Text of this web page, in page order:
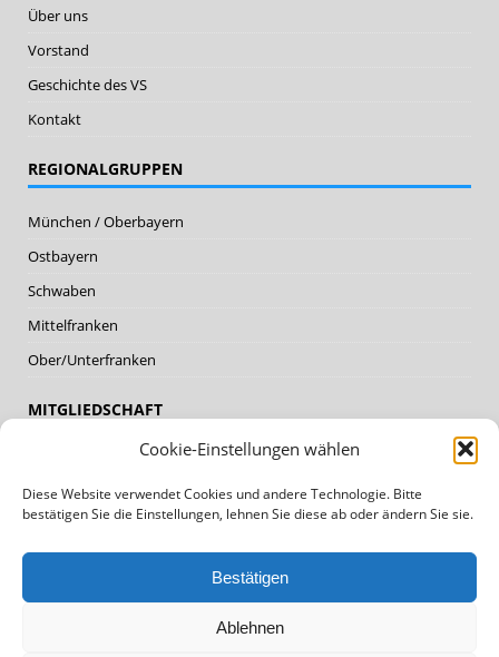
Cookie-Einstellungen wählen
Diese Website verwendet Cookies und andere Technologie. Bitte
bestätigen Sie die Einstellungen, lehnen Sie diese ab oder ändern Sie sie.
Bestätigen
Ablehnen
Über uns
Vorstand
Geschichte des VS
Kontakt
REGIONALGRUPPEN
München / Oberbayern
Ostbayern
Schwaben
Mittelfranken
Ober/Unterfranken
MITGLIEDSCHAFT
Mitglied werden
Datenschutz